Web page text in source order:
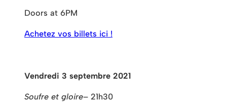
Doors at 6PM
Achetez vos billets ici !
Vendredi 3 septembre 2021
Soufre et gloire– 21h30